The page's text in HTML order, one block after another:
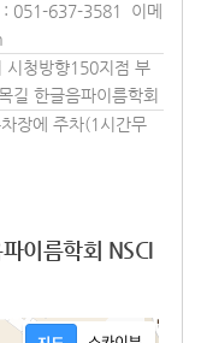
051-637-3581 이메
시청방향150지점 부
길 한글음파이름학회
장에 주차(1시간무
이름학회 NSCI